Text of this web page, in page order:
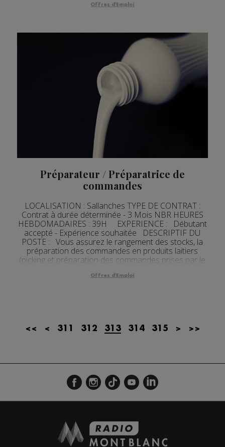
Offres d'Emploi
Préparateur / Préparatrice de
commandes
LOCALISATION : Sallanches TYPE DE CONTRAT :
Contrat à durée déterminée - 3 Mois NBR HEURES
HEBDOMADAIRES : 39H EXPERIENCE : Débutant
accepté - Expérience souhaitée DESCRIPTIF DU
POSTE : Vous assurez le rangement des stocks, la
préparation des commandes en produits laitiers
(picking et préparation des commandes prises par le
Offres d'Emploi
<< < 311 312 313 314 315 > >>